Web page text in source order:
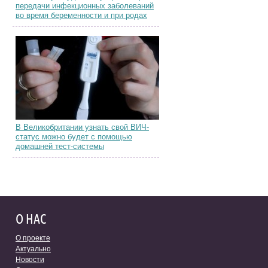
передачи инфекционных заболеваний
во время беременности и при родах
В Великобритании узнать свой ВИЧ-
статус можно будет с помощью
домашней тест-системы
О НАС
О проекте
Актуально
Новости